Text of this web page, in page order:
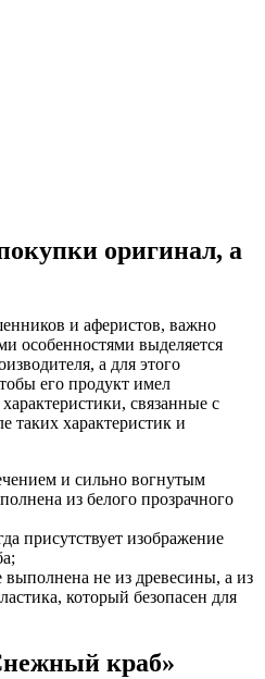
оригинал, а
и аферистов, важно
особенностями выделяется
а для этого
его продукт имел
связанные с
таких характеристик и
и сильно вогнутым
из белого прозрачного
присутствует изображение
не из древесины, а из
который безопасен для
краб»